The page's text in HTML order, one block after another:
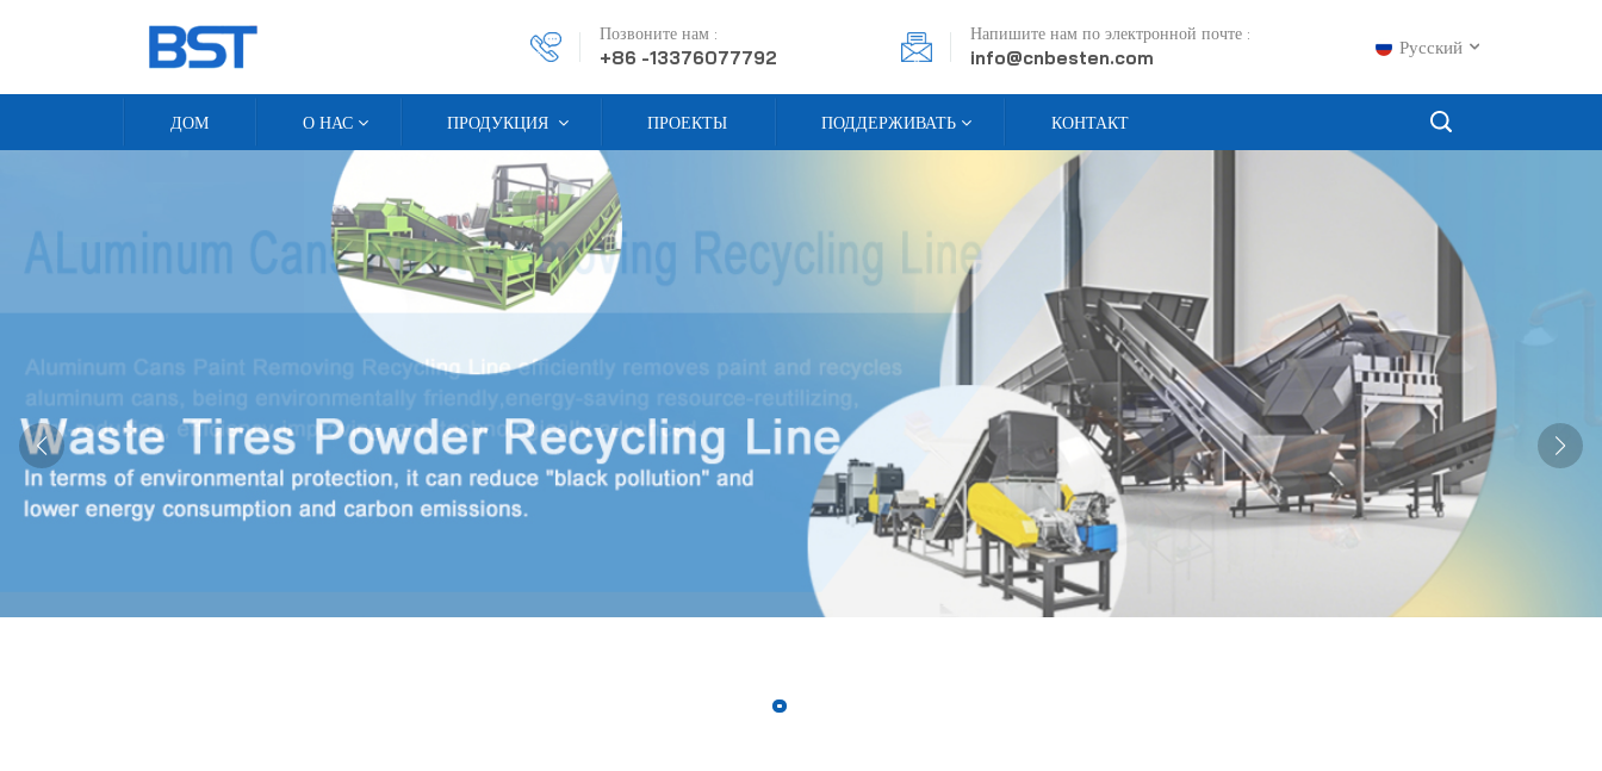
Позвоните нам :
+86 -13376077792
Напишите нам по электронной почте :
info@cnbesten.com
Русский
English
Español
Português
عربي
日语
ДОМ О НАС ПРОДУКЦИЯ ПРОЕКТЫ ПОДДЕРЖИВАТЬ КОНТАКТ